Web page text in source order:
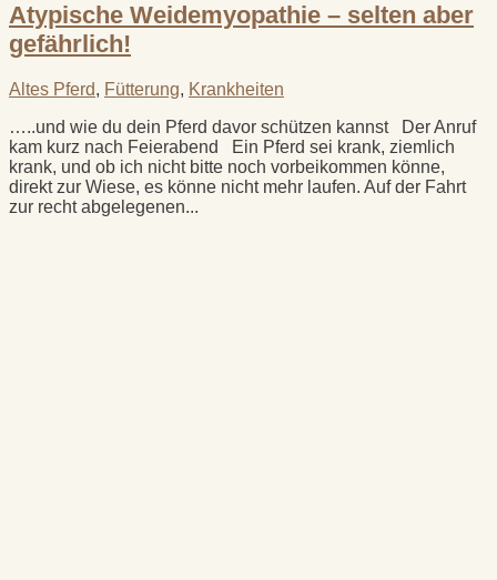
Atypische Weidemyopathie – selten aber
gefährlich!
Altes Pferd, Fütterung, Krankheiten
…..und wie du dein Pferd davor schützen kannst Der Anruf
kam kurz nach Feierabend Ein Pferd sei krank, ziemlich
krank, und ob ich nicht bitte noch vorbeikommen könne,
direkt zur Wiese, es könne nicht mehr laufen. Auf der Fahrt
zur recht abgelegenen...